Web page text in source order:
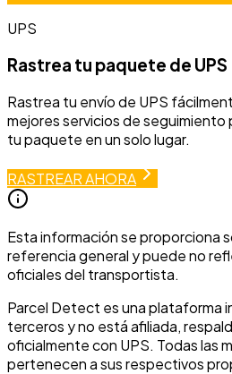
UPS
Rastrea tu paquete de UPS
Rastrea tu envío de UPS
mejores servicios de seguimiento
tu paquete en un solo lugar.
RASTREAR AHORA
Esta información se proporciona
referencia general y puede no
oficiales del transportista.
Parcel Detect es una plataforma
terceros y no está afiliada,
oficialmente con UPS. Todas las
pertenecen a sus respectivos